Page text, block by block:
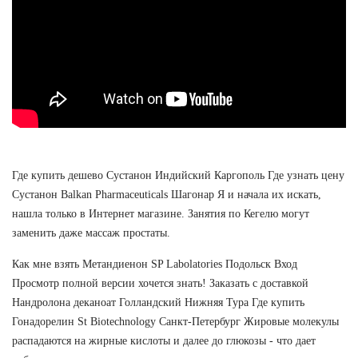
Где купить дешево Сустанон Индийский Каргополь Где узнать цену
Сустанон Balkan Pharmaceuticals Шагонар Я и начала их искать,
нашла только в Интернет магазине. Занятия по Кегелю могут
заменить даже массаж простаты.
Как мне взять Метандиенон SP Labolatories Подольск Вход
Просмотр полной версии хочется знать! Заказать с доставкой
Нандролона деканоат Голландский Нижняя Тура Где купить
Гонадорелин St Biotechnology Санкт-Петербург Жировые молекулы
распадаются на жирные кислоты и далее до глюкозы - что дает